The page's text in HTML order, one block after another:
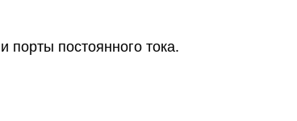
порты постоянного тока.